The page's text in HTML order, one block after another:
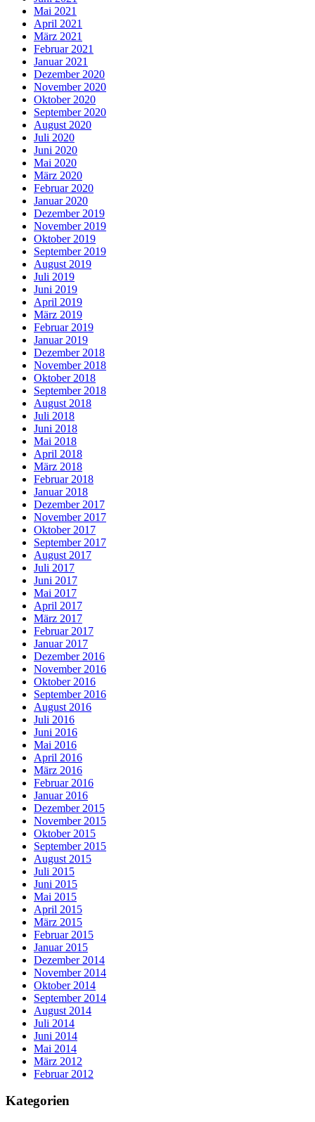
Mai 2021
April 2021
März 2021
Februar 2021
Januar 2021
Dezember 2020
November 2020
Oktober 2020
September 2020
August 2020
Juli 2020
Juni 2020
Mai 2020
März 2020
Februar 2020
Januar 2020
Dezember 2019
November 2019
Oktober 2019
September 2019
August 2019
Juli 2019
Juni 2019
April 2019
März 2019
Februar 2019
Januar 2019
Dezember 2018
November 2018
Oktober 2018
September 2018
August 2018
Juli 2018
Juni 2018
Mai 2018
April 2018
März 2018
Februar 2018
Januar 2018
Dezember 2017
November 2017
Oktober 2017
September 2017
August 2017
Juli 2017
Juni 2017
Mai 2017
April 2017
März 2017
Februar 2017
Januar 2017
Dezember 2016
November 2016
Oktober 2016
September 2016
August 2016
Juli 2016
Juni 2016
Mai 2016
April 2016
März 2016
Februar 2016
Januar 2016
Dezember 2015
November 2015
Oktober 2015
September 2015
August 2015
Juli 2015
Juni 2015
Mai 2015
April 2015
März 2015
Februar 2015
Januar 2015
Dezember 2014
November 2014
Oktober 2014
September 2014
August 2014
Juli 2014
Juni 2014
Mai 2014
März 2012
Februar 2012
Kategorien